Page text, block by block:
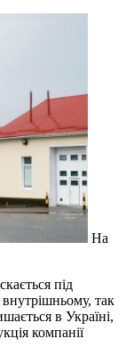
На
під
так
в Україні,
компанії